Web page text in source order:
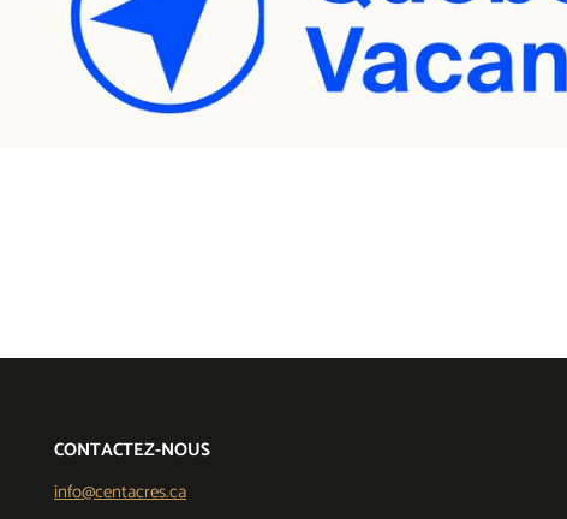
CONTACTEZ-NOUS
info@centacres.ca